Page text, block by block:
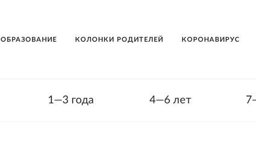
ОБРАЗОВАНИЕ КОЛОНКИ РОДИТЕЛЕЙ КОРОНАВИРУС
1—3 года 4—6 лет